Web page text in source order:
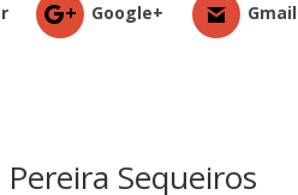
Google+ Gmail
Sequeiros